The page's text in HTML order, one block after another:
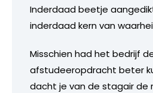
Inderdaad beetje
inderdaad kern van
Misschien had het bedrijf
afstudeeropdracht beter
dacht je van de stagair de